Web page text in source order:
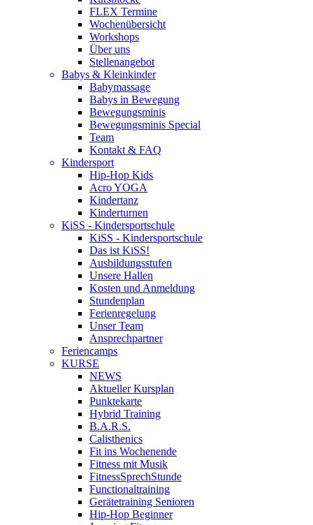
FLEX Termine
Wochenübersicht
Workshops
Über uns
Stellenangebot
Babys & Kleinkinder
Babymassage
Babys in Bewegung
Bewegungsminis
Bewegungsminis Special
Team
Kontakt & FAQ
Kindersport
Hip-Hop Kids
Acro YOGA
Kindertanz
Kinderturnen
KiSS - Kindersportschule
KiSS - Kindersportschule
Das ist KiSS!
Ausbildungsstufen
Unsere Hallen
Kosten und Anmeldung
Stundenplan
Ferienregelung
Unser Team
Ansprechpartner
Feriencamps
KURSE
NEWS
Aktueller Kursplan
Punktekarte
Hybrid Training
B.A.R.S.
Calisthenics
Fit ins Wochenende
Fitness mit Musik
FitnessSprechStunde
Functionaltraining
Gerätetraining Senioren
Hip-Hop Beginner